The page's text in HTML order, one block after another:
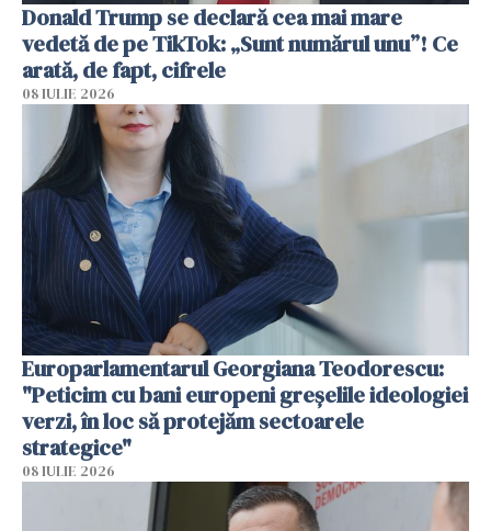
Donald Trump se declară cea mai mare
vedetă de pe TikTok: „Sunt numărul unu”! Ce
arată, de fapt, cifrele
08 IULIE 2026
Europarlamentarul Georgiana Teodorescu:
"Peticim cu bani europeni greșelile ideologiei
verzi, în loc să protejăm sectoarele
strategice"
08 IULIE 2026